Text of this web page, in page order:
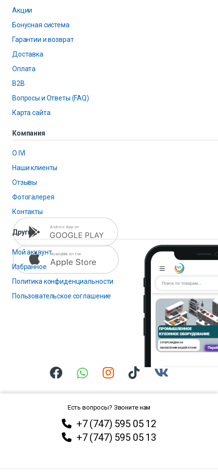
Акции
Бонусная система
Гарантии и возврат
Доставка
Оплата
B2B
Вопросы и Ответы (FAQ)
Карта сайта
Компания
О IVI
Наши клиенты
Отзывы
Фотогалерея
Контакты
Другие
Мой аккаунт
Избранное
Политика конфиденциальности
Пользовательское соглашение
Есть вопросы? Звоните нам
+7 (747) 595 05 12
+7 (747) 595 05 13